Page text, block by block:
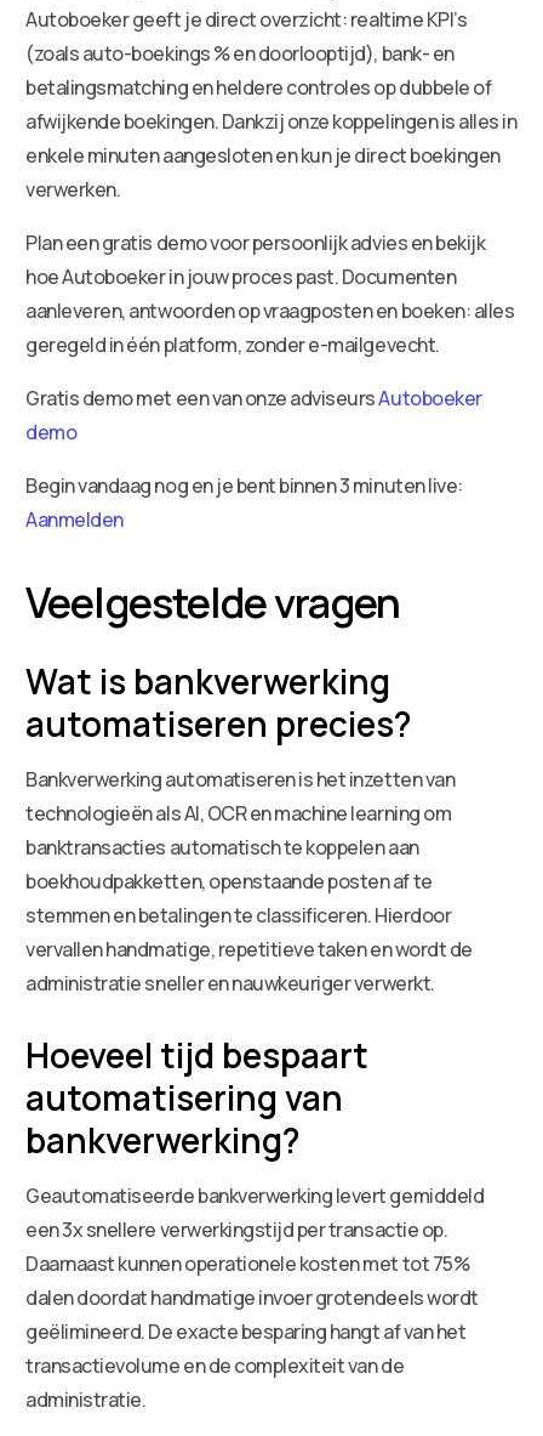
Autoboeker geeft je direct overzicht: realtime KPI’s
(zoals auto-boekings % en doorlooptijd), bank- en
betalingsmatching en heldere controles op dubbele of
afwijkende boekingen. Dankzij onze koppelingen is alles in
enkele minuten aangesloten en kun je direct boekingen
verwerken.
Plan een gratis demo voor persoonlijk advies en bekijk
hoe Autoboeker in jouw proces past. Documenten
aanleveren, antwoorden op vraagposten en boeken: alles
geregeld in één platform, zonder e-mailgevecht.
Gratis demo met een van onze adviseursAutoboeker
demo
Begin vandaag nog en je bent binnen 3 minuten live:
Aanmelden
Veelgestelde vragen
Wat is bankverwerking
automatiseren precies?
Bankverwerking automatiseren is het inzetten van
technologieën als AI, OCR en machine learning om
banktransacties automatisch te koppelen aan
boekhoudpakketten, openstaande posten af te
stemmen en betalingen te classificeren. Hierdoor
vervallen handmatige, repetitieve taken en wordt de
administratie sneller en nauwkeuriger verwerkt.
Hoeveel tijd bespaart
automatisering van
bankverwerking?
Geautomatiseerde bankverwerking levert gemiddeld
een 3x snellere verwerkingstijd per transactie op.
Daarnaast kunnen operationele kosten met tot 75%
dalen doordat handmatige invoer grotendeels wordt
geëlimineerd. De exacte besparing hangt af van het
transactievolume en de complexiteit van de
administratie.